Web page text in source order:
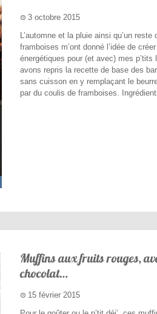
3 octobre 2015
L’automne et la pluie ainsi qu’un reste
framboises m’ont donné l’idée de
énergétiques pour (et avec) mes p’tits
avons repris la recette de base des
sans cuisson en y remplaçant le
par du coulis de framboises.
Muffins aux fruits rouges,
chocolat…
15 février 2015